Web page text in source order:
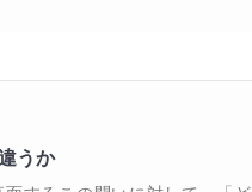
したい方
関国公立の論述問題の対
他
お願いいたします。
うか